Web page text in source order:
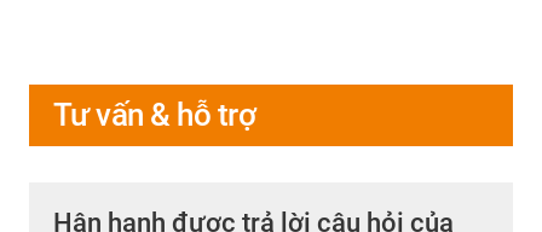
Tư vấn & hỗ trợ
Hân hạnh được trả lời câu hỏi của